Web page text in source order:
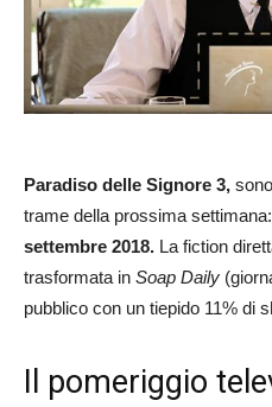
Paradiso delle Signore 3,
trame della prossima settimana:
settembre 2018. La fiction
trasformata in Soap Daily
pubblico con un tiepido 11% di
Il pomeriggio